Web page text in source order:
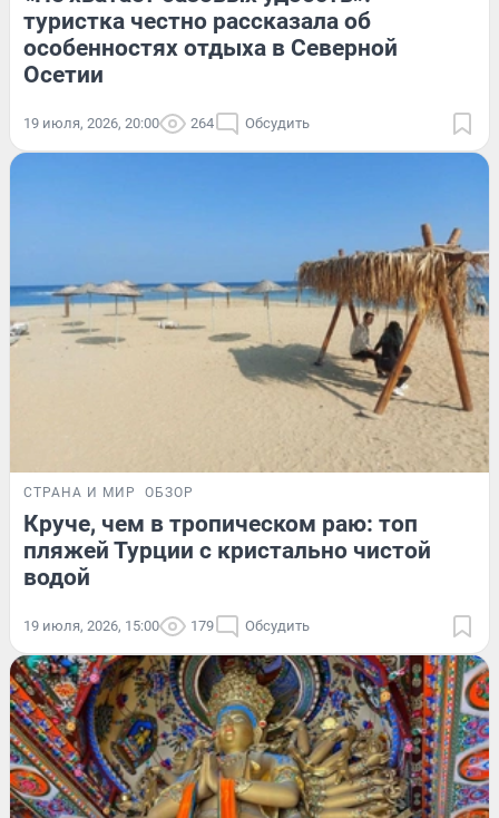
туристка честно рассказала об
особенностях отдыха в Северной
Осетии
19 июля, 2026, 20:00 264 Обсудить
СТРАНА И МИР ОБЗОР
Круче, чем в тропическом раю: топ
пляжей Турции с кристально чистой
водой
19 июля, 2026, 15:00 179 Обсудить